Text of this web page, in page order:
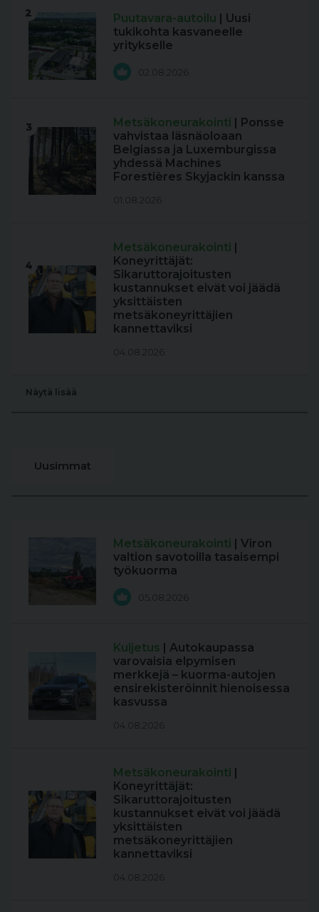
2 Puutavara-autoilu | Uusi
tukikohta kasvaneelle
yritykselle
02.08.2026
3 Metsäkoneurakointi | Ponsse
vahvistaa läsnäoloaan
Belgiassa ja Luxemburgissa
yhdessä Machines
Forestières Skyjackin kanssa
01.08.2026
4
Metsäkoneurakointi |
Koneyrittäjät:
Sikaruttorajoitusten
kustannukset eivät voi jäädä
yksittäisten
metsäkoneyrittäjien
kannettaviksi
04.08.2026
Näytä lisää
Uusimmat
Metsäkoneurakointi | Viron
valtion savotoilla tasaisempi
työkuorma
05.08.2026
Kuljetus | Autokaupassa
varovaisia elpymisen
merkkejä – kuorma-autojen
ensirekisteröinnit hienoisessa
kasvussa
04.08.2026
Metsäkoneurakointi |
Koneyrittäjät:
Sikaruttorajoitusten
kustannukset eivät voi jäädä
yksittäisten
metsäkoneyrittäjien
kannettaviksi
04.08.2026